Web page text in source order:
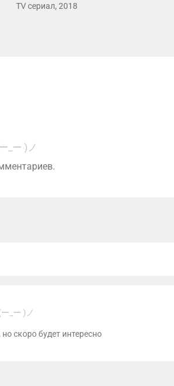
ТV сериал, 2018
_ー )ノ
ー_ー )ノ
скоро будет интересно